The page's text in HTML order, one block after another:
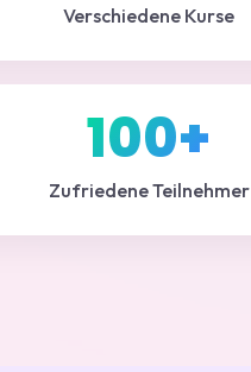
Verschiedene Kurse
100+
Zufriedene Teilnehmer